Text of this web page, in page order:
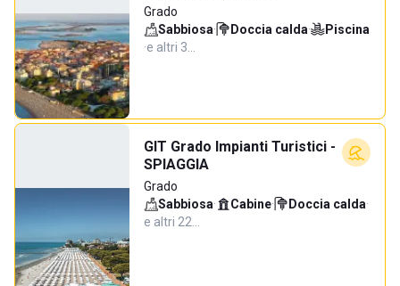
Grado
Sabbiosa· Doccia calda·
Piscina
·e altri 3…
GIT Grado Impianti Turistici -
SPIAGGIA
Grado
Sabbiosa· Cabine· Doccia calda·
e altri 22…